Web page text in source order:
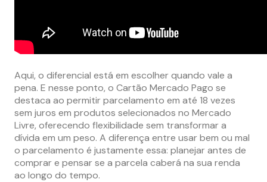
Aqui, o diferencial está em escolher quando vale a
pena. E nesse ponto, o Cartão Mercado Pago se
destaca ao permitir parcelamento em até 18 vezes
sem juros em produtos selecionados no Mercado
Livre, oferecendo flexibilidade sem transformar a
dívida em um peso. A diferença entre usar bem ou mal
o parcelamento é justamente essa: planejar antes de
comprar e pensar se a parcela caberá na sua renda
ao longo do tempo.